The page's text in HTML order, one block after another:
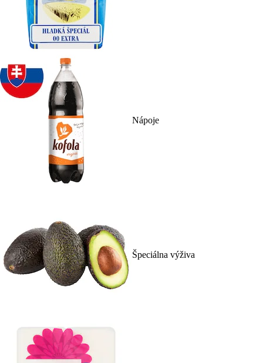
Nápoje
Špeciálna výživa